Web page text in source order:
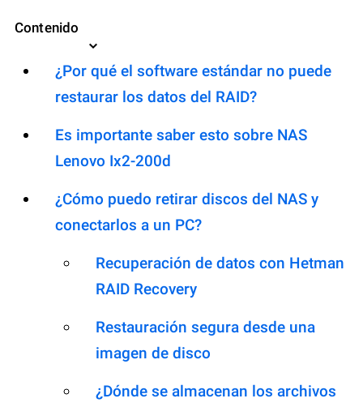
Contenido
¿Por qué el software estándar no puede
restaurar los datos del RAID?
Es importante saber esto sobre NAS
Lenovo Ix2-200d
¿Cómo puedo retirar discos del NAS y
conectarlos a un PC?
Recuperación de datos con Hetman
RAID Recovery
Restauración segura desde una
imagen de disco
¿Dónde se almacenan los archivos